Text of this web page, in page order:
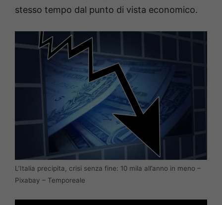
stesso tempo dal punto di vista economico.
L’Italia precipita, crisi senza fine: 10 mila all’anno in meno –
Pixabay – Temporeale